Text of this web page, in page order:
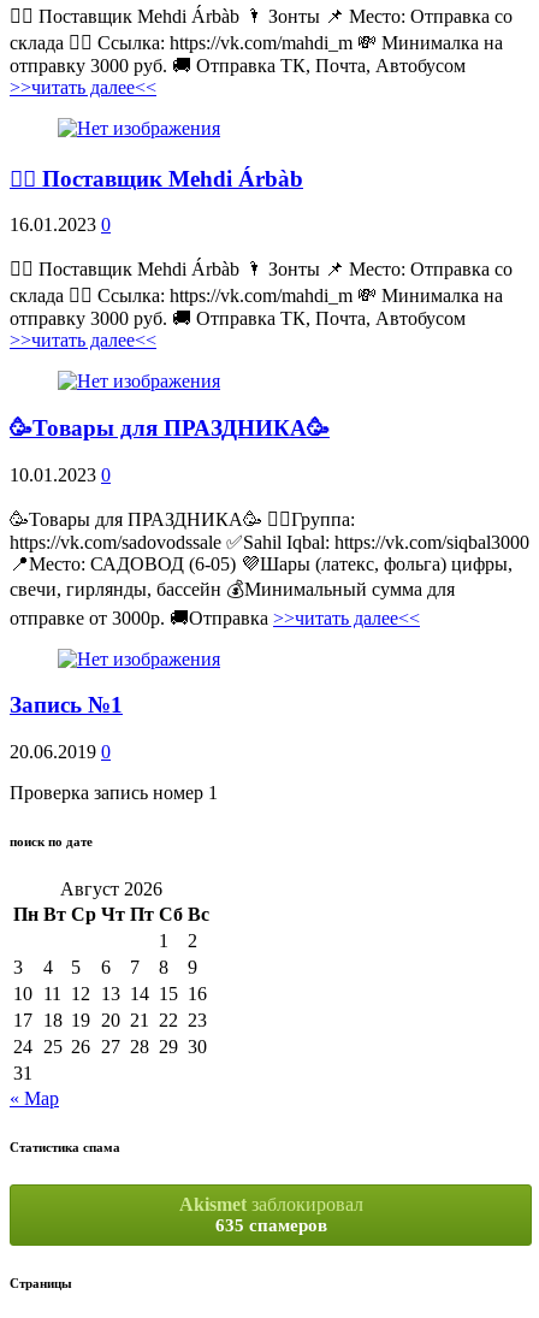
💁‍♂ Поставщик Mehdi Árbàb 🌂 Зонты 📌 Место: Отправка со
склада 👉🏻 Ссылка: https://vk.com/mahdi_m 💸 Минималка на
отправку 3000 руб. 🚚 Отправка ТК, Почта, Автобусом
>>читать далее<<
💁‍♂ Поставщик Mehdi Árbàb
16.01.2023 0
💁‍♂ Поставщик Mehdi Árbàb 🌂 Зонты 📌 Место: Отправка со
склада 👉🏻 Ссылка: https://vk.com/mahdi_m 💸 Минималка на
отправку 3000 руб. 🚚 Отправка ТК, Почта, Автобусом
>>читать далее<<
🥳Товары для ПРАЗДНИКА🥳
10.01.2023 0
🥳Товары для ПРАЗДНИКА🥳 👉🏻Группа:
https://vk.com/sadovodssale ✅Sahil Iqbal: https://vk.com/siqbal3000
📍Место: САДОВОД (6-05) 💜Шары (латекс, фольга) цифры,
свечи, гирлянды, бассейн 💰Минимальный сумма для
отправке от 3000р. 🚚Отправка >>читать далее<<
Запись №1
20.06.2019 0
Проверка запись номер 1
поиск по дате
Август 2026
Пн Вт Ср Чт Пт Сб Вс
1
2
3
4 5 6 7 8
9
10 11 12 13 14 15 16
17 18 19 20 21 22 23
24 25 26 27 28 29 30
31
« Мар
Статистика спама
Akismetзаблокировал
635 спамеров
Страницы